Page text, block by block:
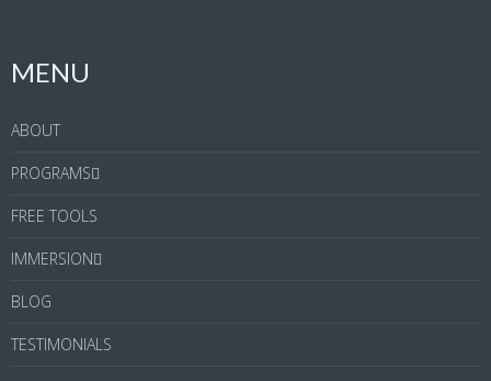
MENU
ABOUT
PROGRAMS
FREE TOOLS
IMMERSION
BLOG
TESTIMONIALS